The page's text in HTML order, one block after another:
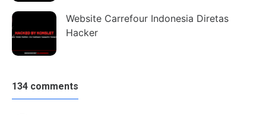
Website Carrefour Indonesia Diretas
Hacker
134 comments